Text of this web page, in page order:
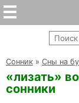
Cонник » Сны на
«лизать»
сонники